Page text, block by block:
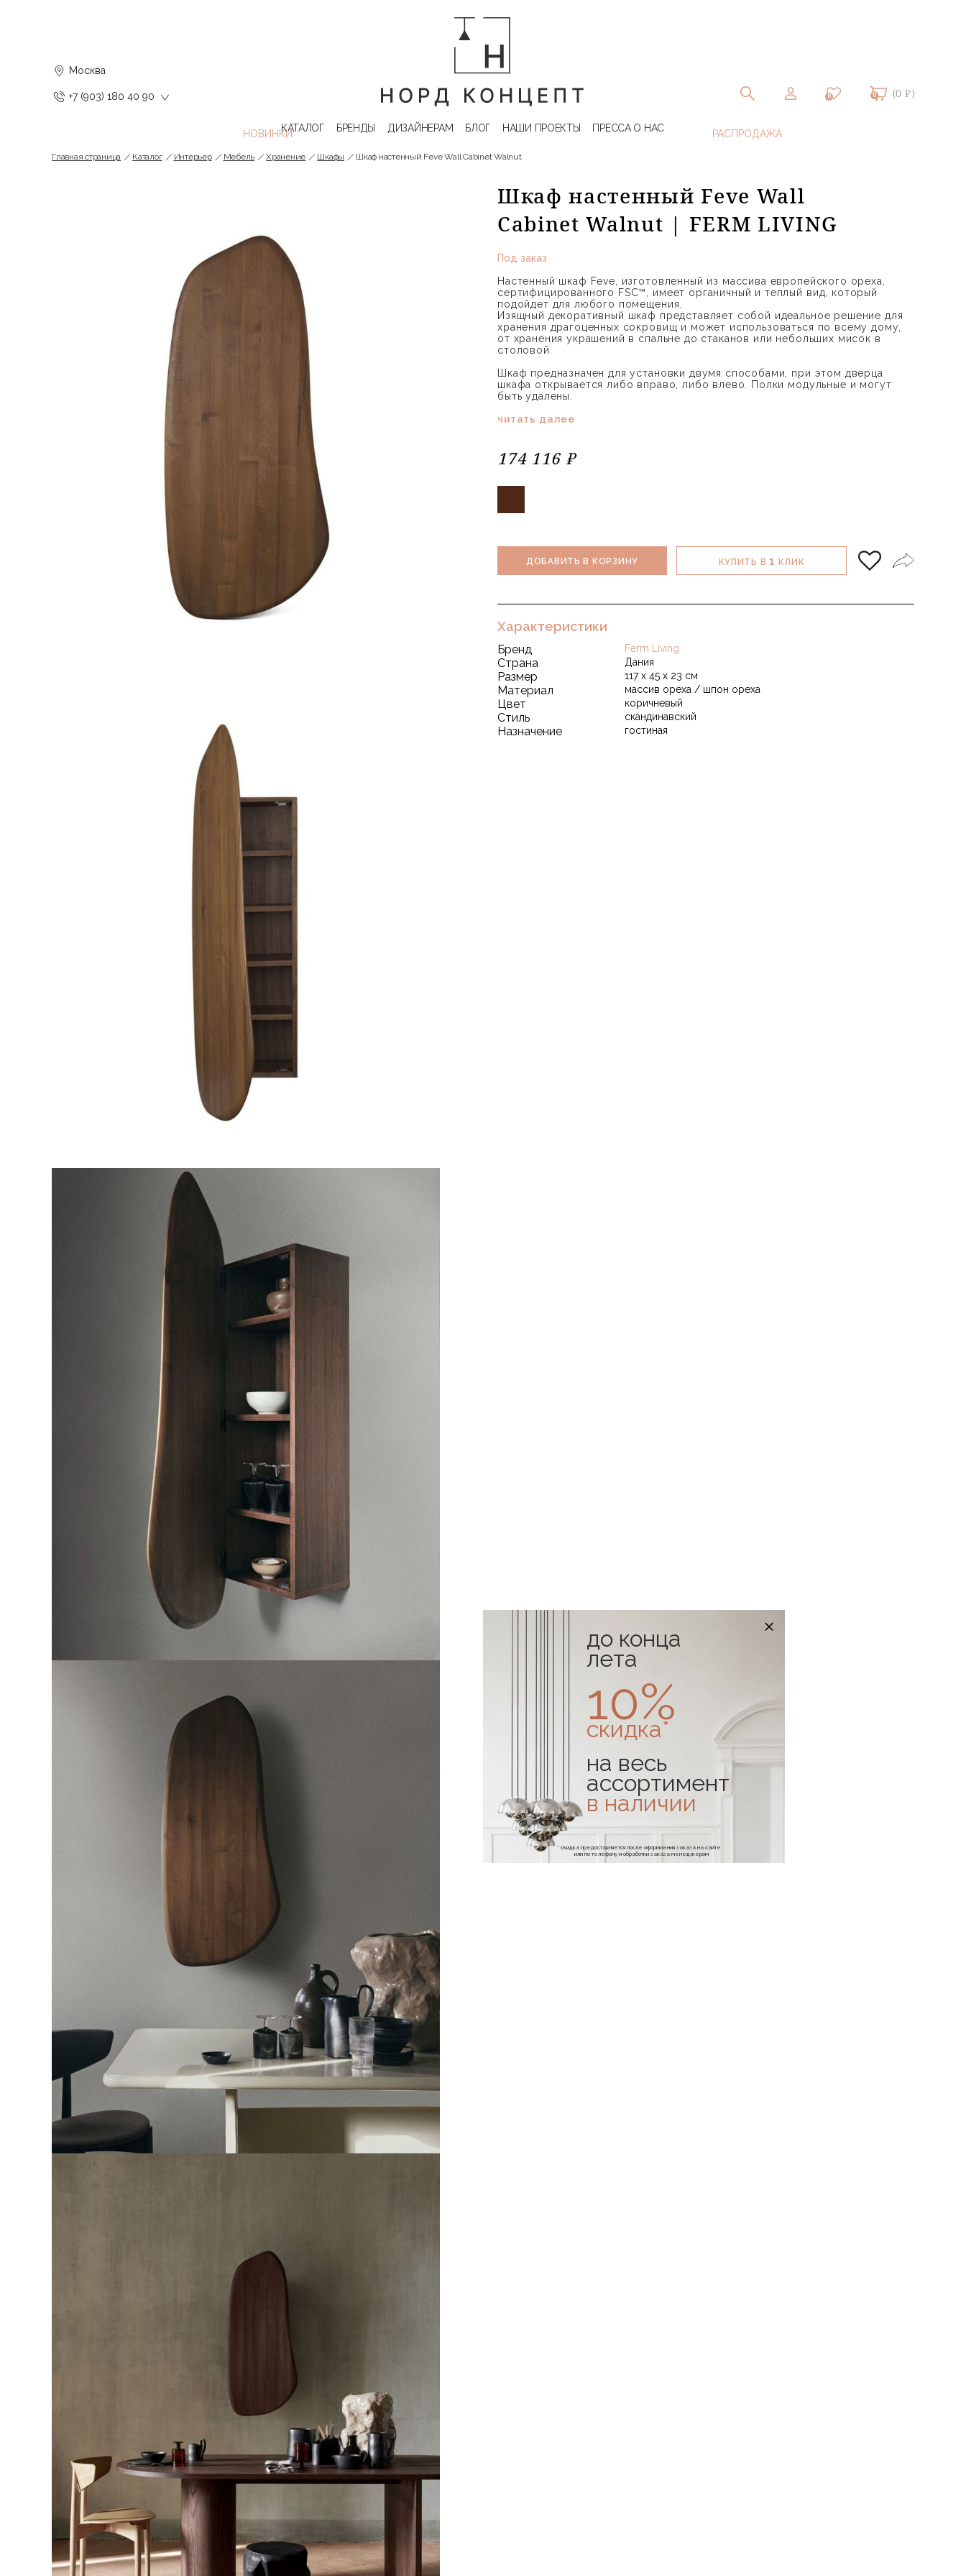
Москва
+7 (903) 180 40 90 0 0 (0 ₽)
КАТАЛОГ БРЕНДЫ ДИЗАЙНЕРАМ БЛОГ НАШИ ПРОЕКТЫ ПРЕССА О НАС
Главная страница Каталог Интерьер Мебель Хранение Шкафы Шкаф настенный Feve Wall Cabinet Walnut
Шкаф настенный Feve Wall
Cabinet Walnut | FERM LIVING
Под заказ
Настенный шкаф Feve, изготовленный из массива европейского ореха,
сертифицированного FSC™, имеет органичный и теплый вид, который
подойдет для любого помещения.
Изящный декоративный шкаф представляет собой идеальное решение для
хранения драгоценных сокровищ и может использоваться по всему дому,
от хранения украшений в спальне до стаканов или небольших мисок в
столовой.
Шкаф предназначен для установки двумя способами, при этом дверца
шкафа открывается либо вправо, либо влево. Полки модульные и могут
быть удалены.
читать далее
174 116 ₽
ДОБАВИТЬ В КОРЗИНУ КУПИТЬ В1 КЛИК
Характеристики
Бренд Ferm Living
Страна Дания
Размер 117 х 45 х 23 см
Материал массив ореха / шпон ореха
Цвет коричневый
Стиль скандинавский
Назначение гостиная
до конца
лета
10%
скидка*
на весь
ассортимент
в наличии
* скидка предоставляется после оформления заказа на сайте
или по телефону и обработки заказа менеджером